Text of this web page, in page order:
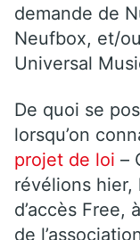
demande de
Neufbox, et/
Universal
De quoi se
lorsqu’on
projet de loi –
révélions hier,
d’accès Free,
de